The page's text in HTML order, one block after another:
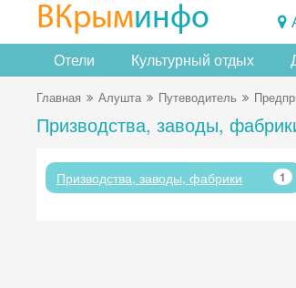
ВКрыминфо
Отели Культурный отдых
Главная Алушта Путеводитель
Призводства, заводы,
Призводства, заводы, фабрики 1